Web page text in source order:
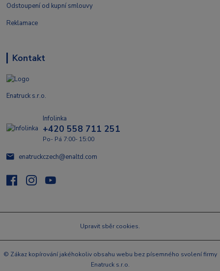
Odstoupení od kupní smlouvy
Reklamace
Kontakt
Enatruck s.r.o.
Infolinka
+420 558 711 251
Po- Pá 7:00- 15:00
enatruckczech@enaltd.com
Upravit sběr cookies.
© Zákaz kopírování jakéhokoliv obsahu webu bez písemného svolení firmy
Enatruck s.r.o.